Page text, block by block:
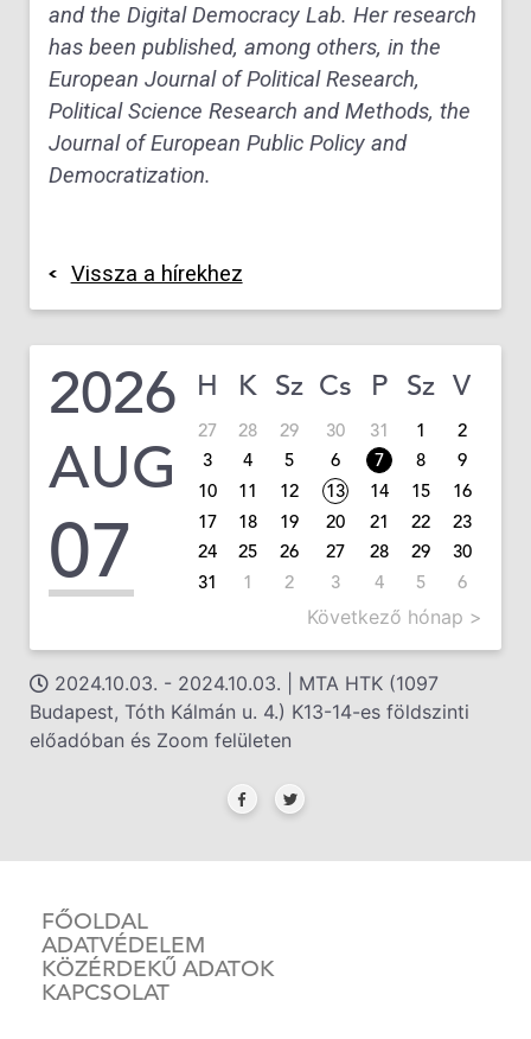
and the Digital Democracy Lab. Her research
has been published, among others, in the
European Journal of Political Research,
Political Science Research and Methods, the
Journal of European Public Policy and
Democratization.
Vissza a hírekhez
2026
AUG
07
H K Sz Cs P Sz V
27 28 29 30 31 1
2
3
4 5 6 7 8
9
10
11 12 13 14 15
16
17
18 19 20 21 22
23
24
25 26 27 28 29
30
31
1 2 3 4 5 6
Következő hónap >
2024.10.03. - 2024.10.03. | MTA HTK (1097
Budapest, Tóth Kálmán u. 4.) K13-14-es földszinti
előadóban és Zoom felületen
FŐOLDAL
ADATVÉDELEM
KÖZÉRDEKŰ ADATOK
KAPCSOLAT